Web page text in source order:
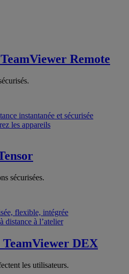
TeamViewer Remote
instantanée et sécurisée
les appareils
sécurisées.
flexible, intégrée
distance à l’atelier
TeamViewer DEX
les utilisateurs.